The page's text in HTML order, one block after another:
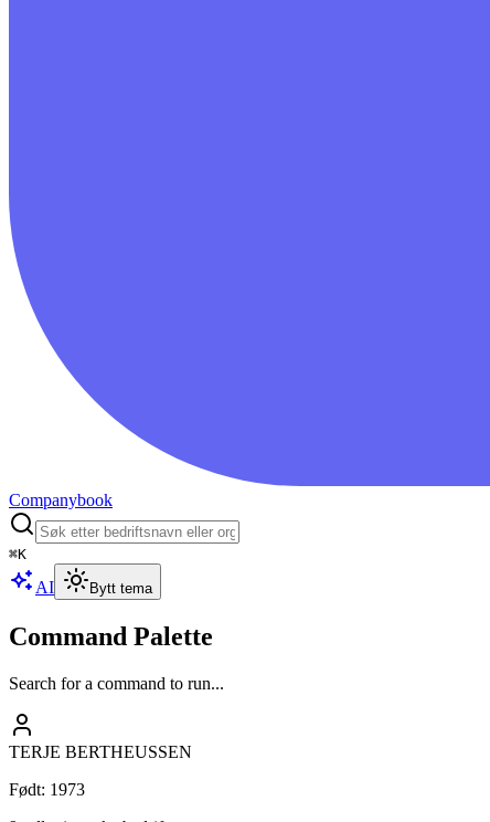
Companybook
⌘K
AI Bytt tema
Command Palette
Search for a command to run...
TERJE BERTHEUSSEN
Født: 1973